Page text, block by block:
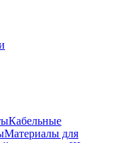
Кабельные
Материалы для